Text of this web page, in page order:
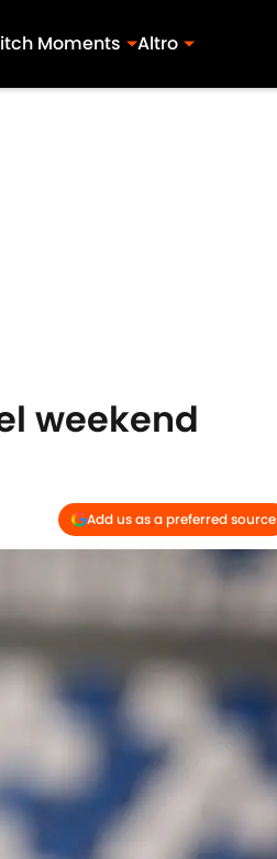
Moments Altro
weekend
Add us as a preferred source